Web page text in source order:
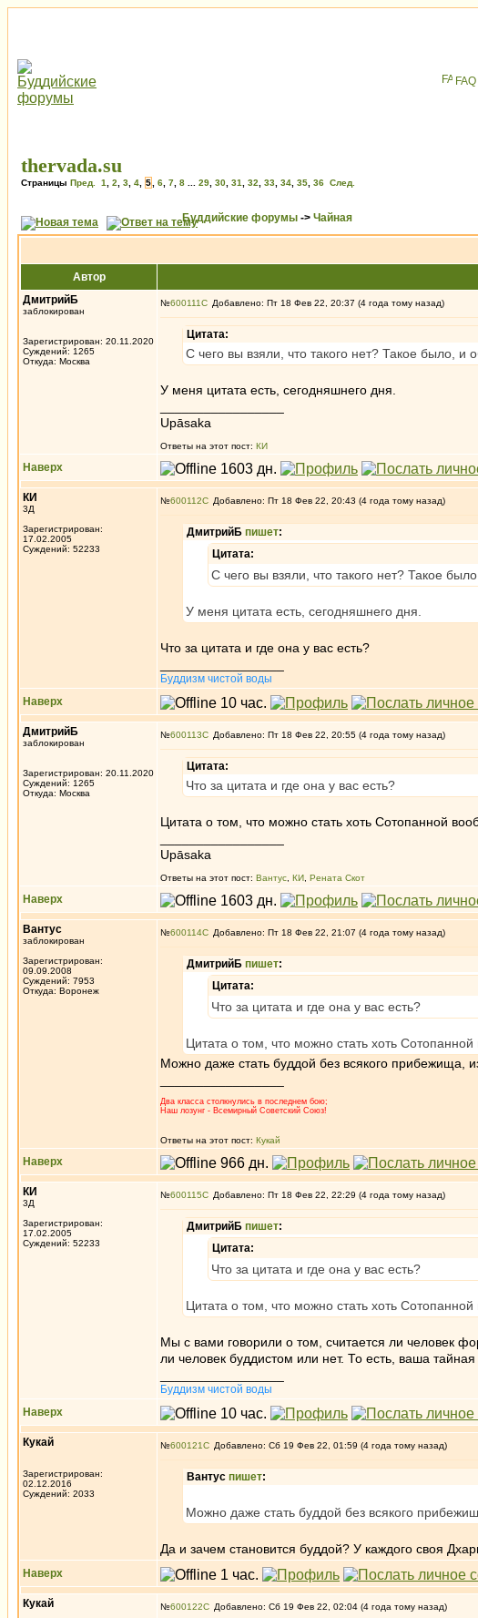
FAQ
thervada.su
Страницы Пред. 1 2 3 4 5 6 7 8 29 30 31 32 33 34 35 36 След.
Буддийские форумы -> Чайная
Автор
ДмитрийБ
заблокирован
Зарегистрирован: 20.11.2020
Суждений: 1265
Откуда: Москва
№600111 Добавлено: Пт 18 Фев 22, 20:37 (4 года тому назад)
Цитата:
С чего вы взяли, что такого нет? Такое было, и
У меня цитата есть, сегодняшнего дня.
Upāsaka
Ответы на этот пост: КИ
Наверх
КИ
3Д
Зарегистрирован:
17.02.2005
Суждений: 52233
№600112 Добавлено: Пт 18 Фев 22, 20:43 (4 года тому назад)
ДмитрийБ пишет:
Цитата:
С чего вы взяли, что такого нет? Такое
У меня цитата есть, сегодняшнего дня.
Что за цитата и где она у вас есть?
Буддизм чистой воды
Наверх
ДмитрийБ
заблокирован
Зарегистрирован: 20.11.2020
Суждений: 1265
Откуда: Москва
№600113 Добавлено: Пт 18 Фев 22, 20:55 (4 года тому назад)
Цитата:
Что за цитата и где она у вас есть?
Цитата о том, что можно стать хоть Сотопанной
Upāsaka
Ответы на этот пост: Вантус КИ Рената Скот
Наверх
Вантус
заблокирован
Зарегистрирован:
09.09.2008
Суждений: 7953
Откуда: Воронеж
№600114 Добавлено: Пт 18 Фев 22, 21:07 (4 года тому назад)
ДмитрийБ пишет:
Цитата:
Что за цитата и где она у вас есть?
Цитата о том, что можно стать хоть
Можно даже стать буддой без всякого прибежища,
Два класса столкнулись в последнем бою;
Наш лозунг - Всемирный Советский Союз!
Ответы на этот пост: Кукай
Наверх
КИ
3Д
Зарегистрирован:
17.02.2005
Суждений: 52233
№600115 Добавлено: Пт 18 Фев 22, 22:29 (4 года тому назад)
ДмитрийБ пишет:
Цитата:
Что за цитата и где она у вас есть?
Цитата о том, что можно стать хоть
Мы с вами говорили о том, считается ли человек
ли человек буддистом или нет. То есть, ваша
Буддизм чистой воды
Наверх
Кукай
Зарегистрирован:
02.12.2016
Суждений: 2033
№600121 Добавлено: Сб 19 Фев 22, 01:59 (4 года тому назад)
Вантус пишет:
Можно даже стать буддой без всякого
Да и зачем становится буддой? У каждого своя
Наверх
Кукай №600122 Добавлено: Сб 19 Фев 22, 02:04 (4 года тому назад)